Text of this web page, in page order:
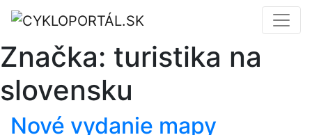
Značka: turistika na
slovensku
Nové vydanie mapy